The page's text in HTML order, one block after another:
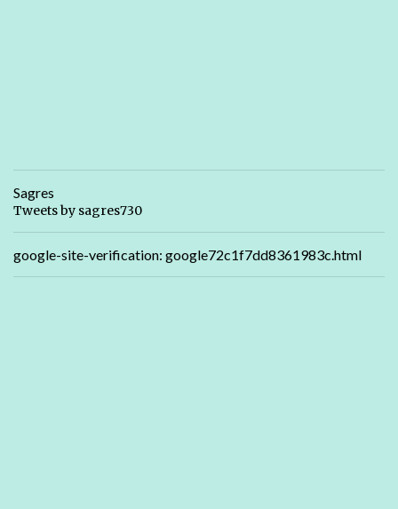
Sagres
Tweets by sagres730
google-site-verification: google72c1f7dd8361983c.html